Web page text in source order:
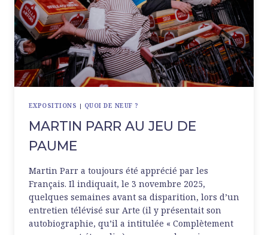
EXPOSITIONS | QUOI DE NEUF ?
MARTIN PARR AU JEU DE
PAUME
Martin Parr a toujours été apprécié par les
Français. Il indiquait, le 3 novembre 2025,
quelques semaines avant sa disparition, lors d’un
entretien télévisé sur Arte (il y présentait son
autobiographie, qu’il a intitulée « Complètement